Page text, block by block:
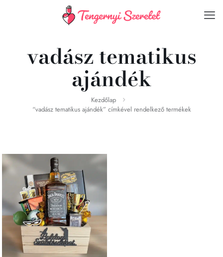
vadász tematikus
ajándék
Kezdőlap
“vadász tematikus ajándék” címkével rendelkező termékek